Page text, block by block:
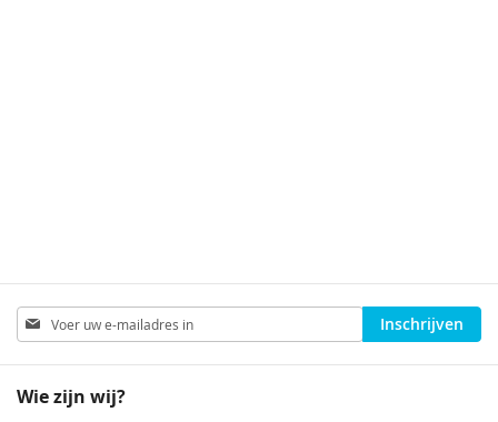
Abonneer
u
op
nieuwsbrief
Inschrijven
Wie zijn wij?